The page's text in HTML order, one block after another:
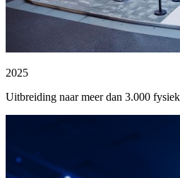
2025
Uitbreiding naar meer dan 3.000